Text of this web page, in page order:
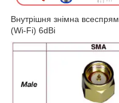
Внутрішня знімна
(Wi-Fi) 6dBi